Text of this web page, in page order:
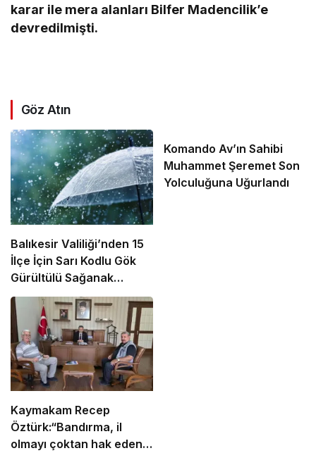
karar ile mera alanları Bilfer Madencilik’e
devredilmişti.
Göz Atın
Balıkesir Valiliği’nden 15
İlçe İçin Sarı Kodlu Gök
Gürültülü Sağanak
Uyarısı!
Komando Av’ın Sahibi
Muhammet Şeremet Son
Yolculuğuna Uğurlandı
Kaymakam Recep
Öztürk:“Bandırma, il
olmayı çoktan hak eden